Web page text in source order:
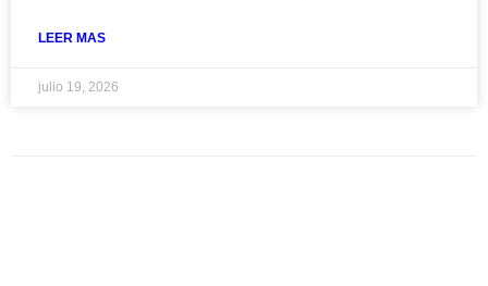
LEER MAS
julio 19, 2026